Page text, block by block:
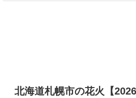
北海道札幌市の花火【